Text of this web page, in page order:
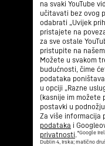
na svaki YouTube
učitavati bez ovog
odabrati „Uvijek
pristajete na
za sve ostale
pristupite na
Možete u svakom
budućnosti, čime
podataka
u opciji „Razne
(kasnije im možete
postavki u
Za više informacija
podataka i
privatnosti.*Google
Dublin 4, Irska; matično